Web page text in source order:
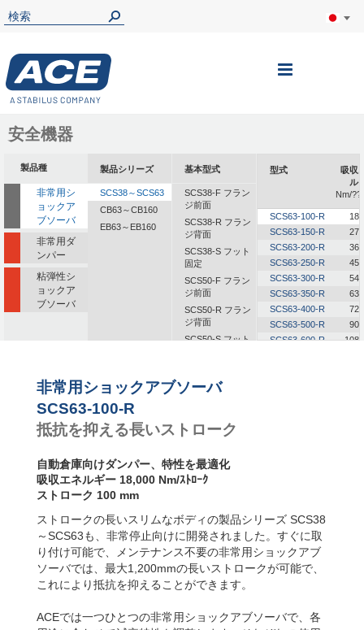
ナ
安全機器
製品種
非常用シ
ョックア
ブソーバ
非常用ダ
ンパー
粘弾性シ
ョックア
ブソーバ
製品シリーズ
SCS38～SCS63
CB63～CB160
EB63～EB160
基本型式
SCS38-F フラン
ジ前面
SCS38-R フラン
ジ背面
SCS38-S フット
固定
SCS50-F フラン
ジ前面
SCS50-R フラン
ジ背面
SCS50-S フット
ジ背面
SCS63-F フラン
ジ前面
型式
吸収
ル
Nm/
SCS63-100-R
SCS63-150-R
SCS63-200-R
SCS63-250-R
SCS63-300-R
SCS63-350-R
SCS63-400-R
SCS63-500-R
SCS63-600-R
非常用ショックアブソーバ
SCS63-100-R
抵抗を抑える長いストローク
自動倉庫向けダンパー、特性を最適化
吸収エネルギー 18,000 Nm/ｽﾄﾛｰｸ
ストローク 100 mm
ストロークの長いスリムなボディの製品シリーズ SCS38
～SCS63も、非常停止向けに開発されました。すぐに取
り付け可能で、メンテナンス不要の非常用ショックアブ
ソーバでは、最大1,200mmの長いストロークが可能で、
これにより抵抗を抑えることができます。
ACEでは一つひとつの非常用ショックアブソーバで、各